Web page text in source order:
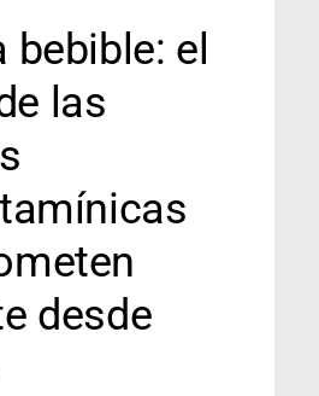
bebible: el
las
desde